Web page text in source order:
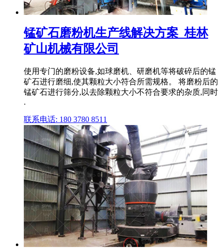
锰矿石磨粉机生产线解决方案_桂林
矿山机械有限公司
使用专门的磨粉设备,如球磨机、研磨机等将破碎后的锰
矿石进行磨细,使其颗粒大小符合所需规格。 将磨粉后的
锰矿石进行筛分,以去除颗粒大小不符合要求的杂质,同时
.
联系电话: 180 3780 8511